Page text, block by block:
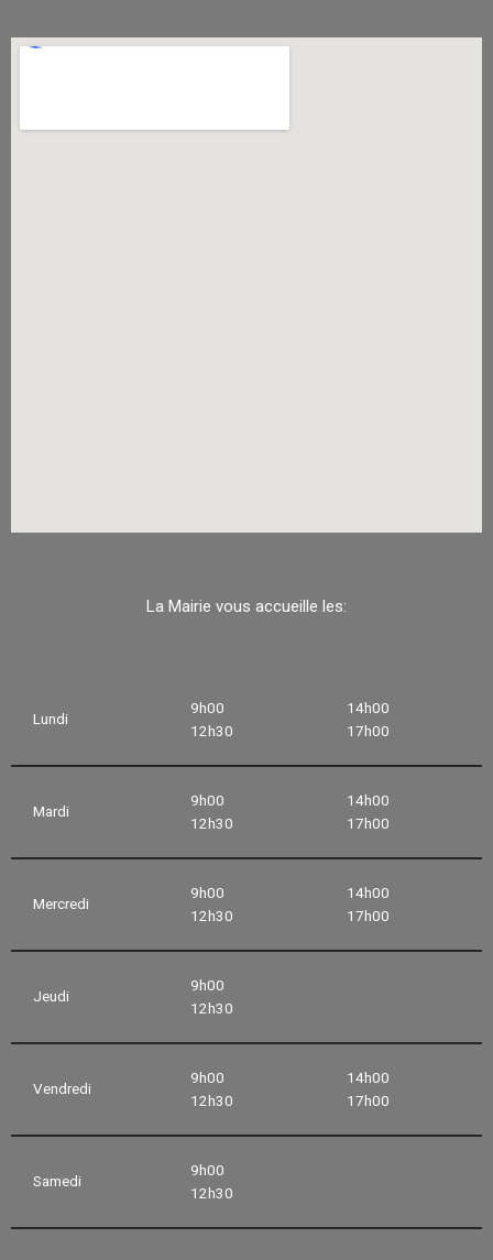
La Mairie vous accueille les:
Lundi
9h00
12h30
14h00
17h00
Mardi
9h00
12h30
14h00
17h00
Mercredi
9h00
12h30
14h00
17h00
Jeudi
9h00
12h30
Vendredi
9h00
12h30
14h00
17h00
Samedi
9h00
12h30